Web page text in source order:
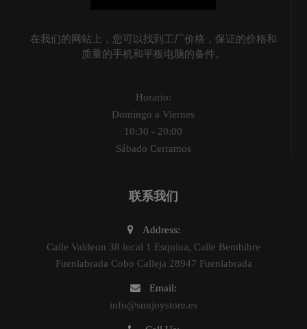
在我们的网站上，您可以找到工厂价格，保证的价格和
质量的手机和平板电脑的备件。
Horario:
Domingo a Viernes
10:30 - 20:00
Sábado Cerramos
联系我们
Address:
Calle Valdeon 38 local 1 Esquina, Calle Bembibre
Fuenlabrada Cobo Calleja 28947 Fuenlabrada
Email:
info@sunjoystore.es